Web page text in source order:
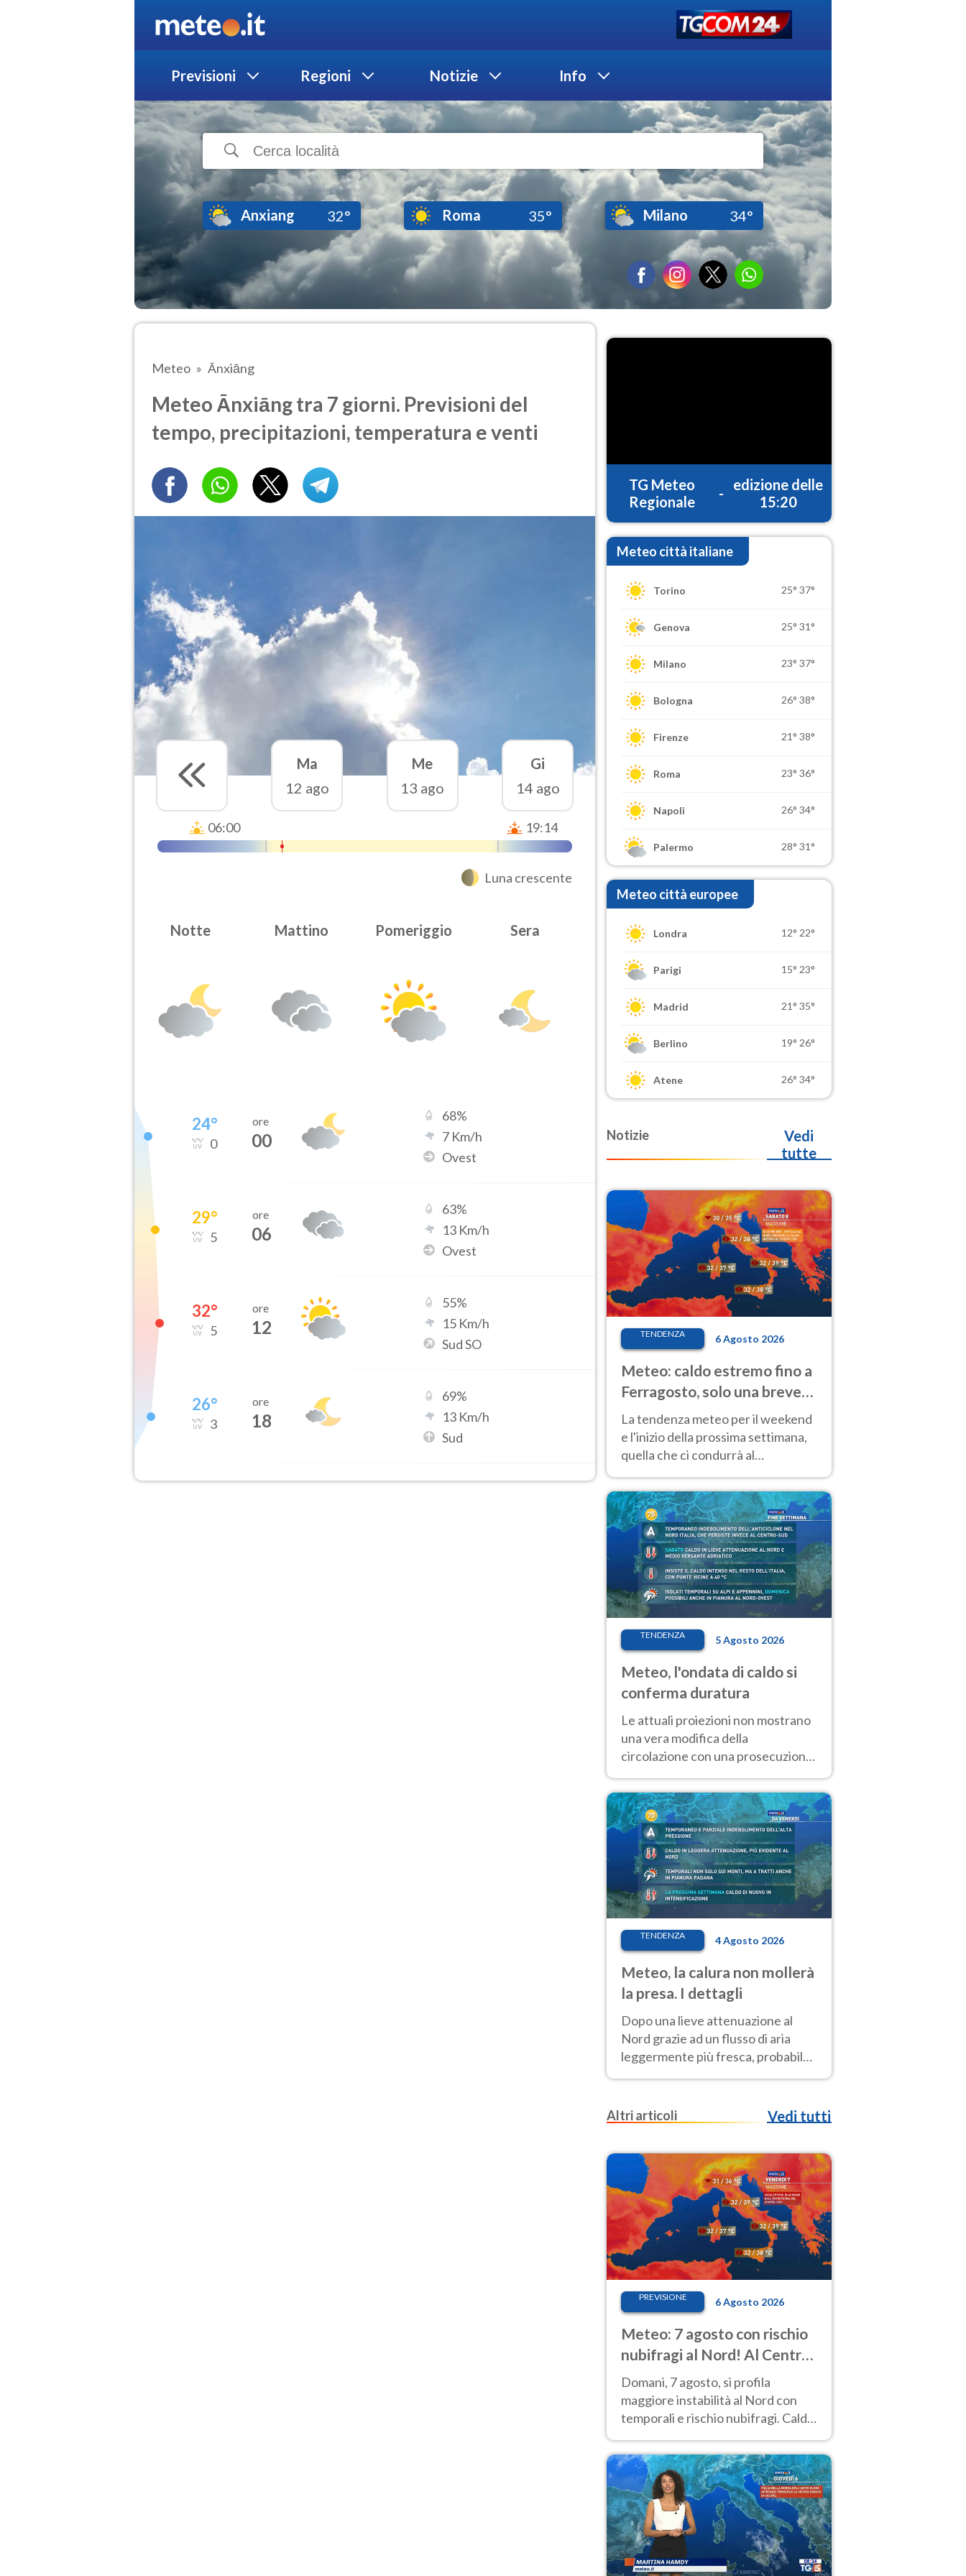
Previsioni Regioni Notizie Info
Anxiang 32° Roma 35° Milano 34°
Meteo Ānxiāng
Meteo Ānxiāng tra 7 giorni. Previsioni del
tempo, precipitazioni, temperatura e venti
Ma
12 ago
Me
13 ago
Gi
14 ago
06:00 19:14
Luna crescente
Notte Mattino Pomeriggio Sera
24°
0
ore
00
68%
7 Km/h
Ovest
29°
5
ore
06
63%
13 Km/h
Ovest
32°
5
ore
12
55%
15 Km/h
Sud SO
26°
3
ore
18
69%
13 Km/h
Sud
TG Meteo
Regionale
-
edizione delle
15:20
Meteo città italiane
Torino 25° 37°
Genova 25° 31°
Milano 23° 37°
Bologna 26° 38°
Firenze 21° 38°
Roma 23° 36°
Napoli 26° 34°
Palermo 28° 31°
Meteo città europee
Londra 12° 22°
Parigi 15° 23°
Madrid 21° 35°
Berlino 19° 26°
Atene 26° 34°
Notizie
Vedi
tutte
TENDENZA 6 Agosto 2026
Meteo: caldo estremo fino a
Ferragosto, solo una breve
pausa. Ecco dove
La tendenza meteo per il weekend
e l'inizio della prossima settimana,
quella che ci condurrà al
temperature molto elevate
TENDENZA 5 Agosto 2026
Meteo, l'ondata di caldo si
conferma duratura
Le attuali proiezioni non mostrano
una vera modifica della
circolazione con una prosecuzione
giorni, compresa la settimana di
Ferragosto
TENDENZA 4 Agosto 2026
Meteo, la calura non mollerà
la presa. I dettagli
Dopo una lieve attenuazione al
Nord grazie ad un flusso di aria
leggermente più fresca, probabile
nuovo rinforzo dell’anticiclone
Altri articoli
Vedi tutti
PREVISIONE 6 Agosto 2026
Meteo: 7 agosto con rischio
nubifragi al Nord! Al Centro-
Sud caldo estremo
Domani, 7 agosto, si profila
maggiore instabilità al Nord con
temporali e rischio nubifragi. Caldo
previsioni.